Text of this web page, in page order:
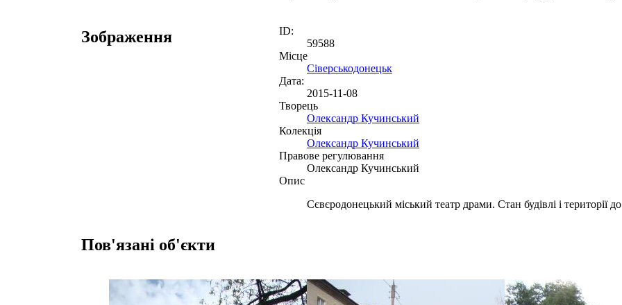
Зображення
ID:
59588
Місце
Сіверськодонецьк
Дата:
2015-11-08
Творець
Олександр Кучинський
Колекція
Олександр Кучинський
Правове регулювання
Олександр Кучинський
Опис
Сєвєродонецький міський театр драми. Стан будівлі і території
Пов'язані об'єкти